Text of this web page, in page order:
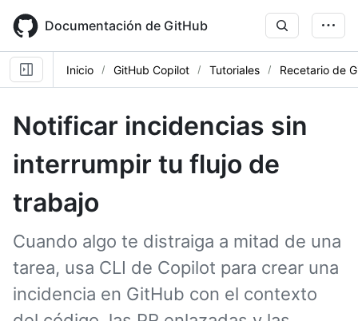
main
content
Documentación de GitHub
Inicio GitHub Copilot Tutoriales Recetario de
Notificar incidencias sin
interrumpir tu flujo de
trabajo
Cuando algo te distraiga a mitad de una
tarea, usa CLI de Copilot para crear una
incidencia en GitHub con el contexto